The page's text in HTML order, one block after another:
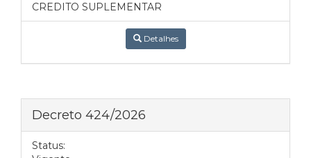
CREDITO SUPLEMENTAR
Detalhes
Decreto 424/2026
Status: